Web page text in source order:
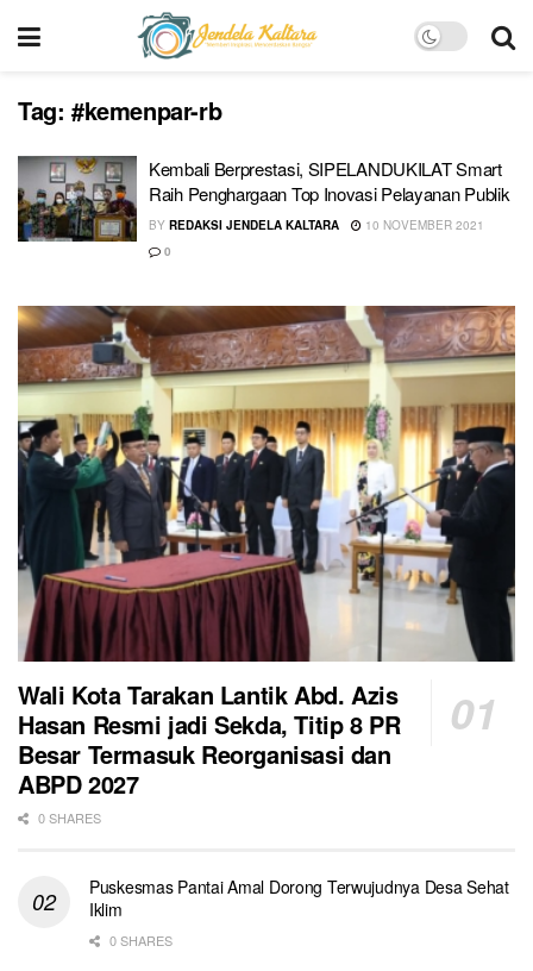
Tag: #kemenpar-rb
Kembali Berprestasi, SIPELANDUKILAT Smart
Raih Penghargaan Top Inovasi Pelayanan Publik
BY REDAKSI JENDELA KALTARA
10 NOVEMBER 2021
0
Wali Kota Tarakan Lantik Abd. Azis
Hasan Resmi jadi Sekda, Titip 8 PR
Besar Termasuk Reorganisasi dan
ABPD 2027
0 SHARES
Puskesmas Pantai Amal Dorong Terwujudnya Desa Sehat
Iklim
0 SHARES